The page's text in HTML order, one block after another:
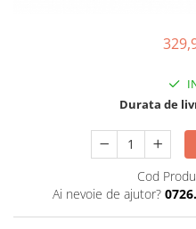
Durata de
Cod
Ai nevoie de ajutor?